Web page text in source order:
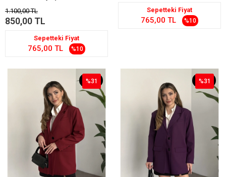
1.100,00 TL
850,00 TL
Sepetteki Fiyat
765,00 TL %10
Sepetteki Fiyat
765,00 TL %10
%31
%31 %31
%31